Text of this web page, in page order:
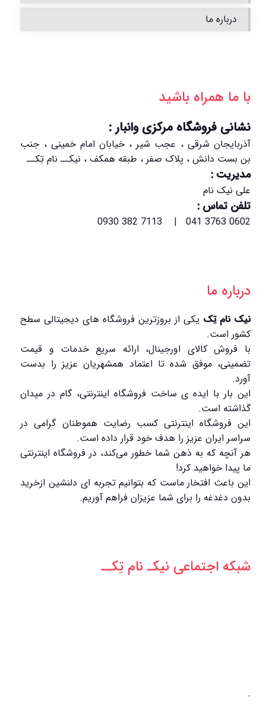
درباره ما
با ما همراه باشید
نشانی فروشگاه مرکزی وانبار :
آذربایجان شرقی ، عجب شیر ، خیابان امام خمینی ، جنب
بن بست دانش ، پلاک صفر ، طبقه همکف ، نیکــ نام تِکــ
مدیریت :
علی نیک نام
تلفن تماس :
0602 3763 041 | 7113 382 0930
درباره ما
نیک نام تِک یکی از بروزترین فروشگاه های دیجیتالی سطح
کشور است.
با فروش کالای اورجینال، ارائه سریع خدمات و قیمت
تضمینی، موفق شده تا اعتماد همشهریان عزیز را بدست
آورد.
این بار با ایده ی ساخت فروشگاه اینترنتی، گام در میدان
گذاشته است.
این فروشگاه اینترنتی کسب رضایت هموطنان گرامی در
سراسر ایران عزیز را هدف خود قرار داده است.
هر آنچه که به ذهن شما خطور می‌کند، در فروشگاه اینترنتی
ما پیدا خواهید کرد!
این باعث افتخار ماست که بتوانیم تجربه ای دلنشین ازخرید
بدون دغدغه را برای شما عزیزان فراهم آوریم.
شبکه‌ اجتماعی نیکـ نام تِکــ
.